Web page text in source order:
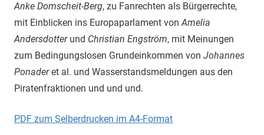
Anke Domscheit-Berg, zu Fanrechten als Bürgerrechte,
mit Einblicken ins Europaparlament vonAmelia
Andersdotterund Christian Engström, mit Meinungen
zum Bedingungslosen Grundeinkommen von Johannes
Ponaderet al. und Wasserstandsmeldungen aus den
Piratenfraktionen und und und.
PDF zum Selberdrucken im A4-Format